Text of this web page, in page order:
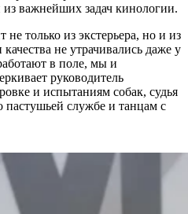
из важнейших задач кинологии.
не только из экстерьера, но и из
не утрачивались даже у
в поле, мы и
руководитель
и испытаниям собак, судья
службе и танцам с